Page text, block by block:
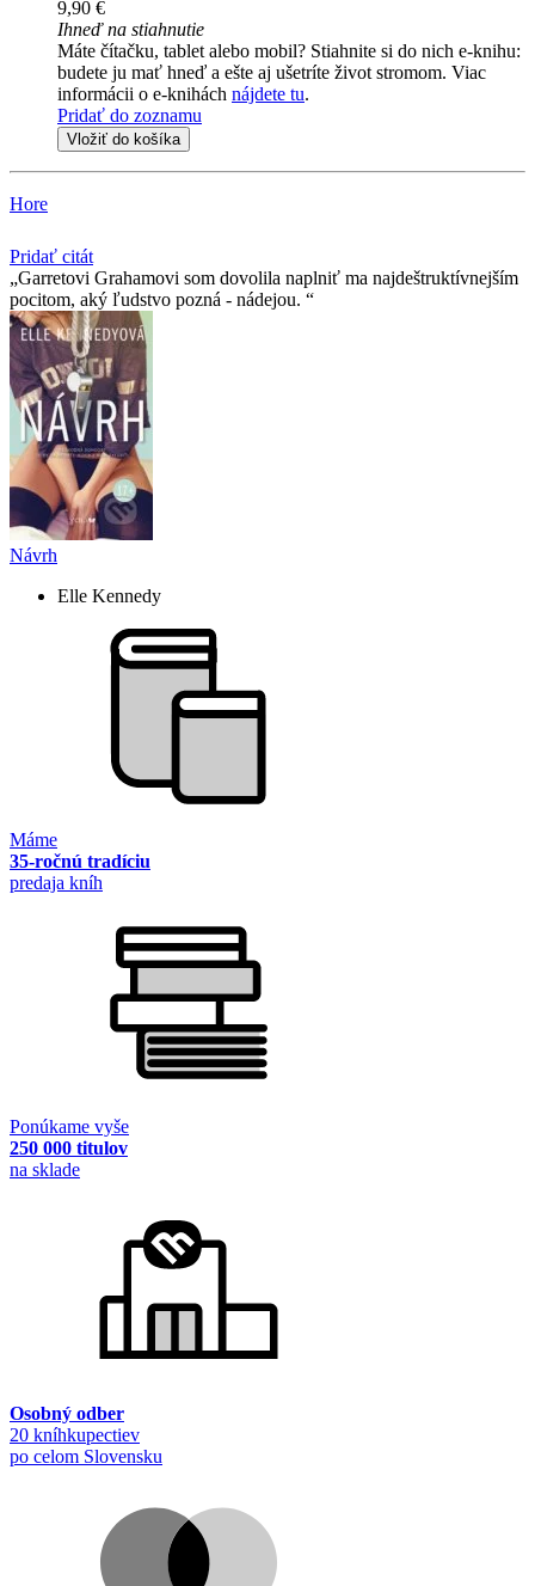
9,90 €
Ihneď na stiahnutie
Máte čítačku, tablet alebo mobil? Stiahnite si do nich e-knihu:
budete ju mať hneď a ešte aj ušetríte život stromom. Viac
informácii o e-knihách nájdete tu.
Pridať do zoznamu
Vložiť do košíka
Hore
Pridať citát
Garretovi Grahamovi som dovolila naplniť ma najdeštruktívnejším
pocitom, aký ľudstvo pozná - nádejou.
Návrh
Elle Kennedy
Máme
35-ročnú tradíciu
predaja kníh
Ponúkame vyše
250 000 titulov
na sklade
Osobný odber
20 kníhkupectiev
po celom Slovensku